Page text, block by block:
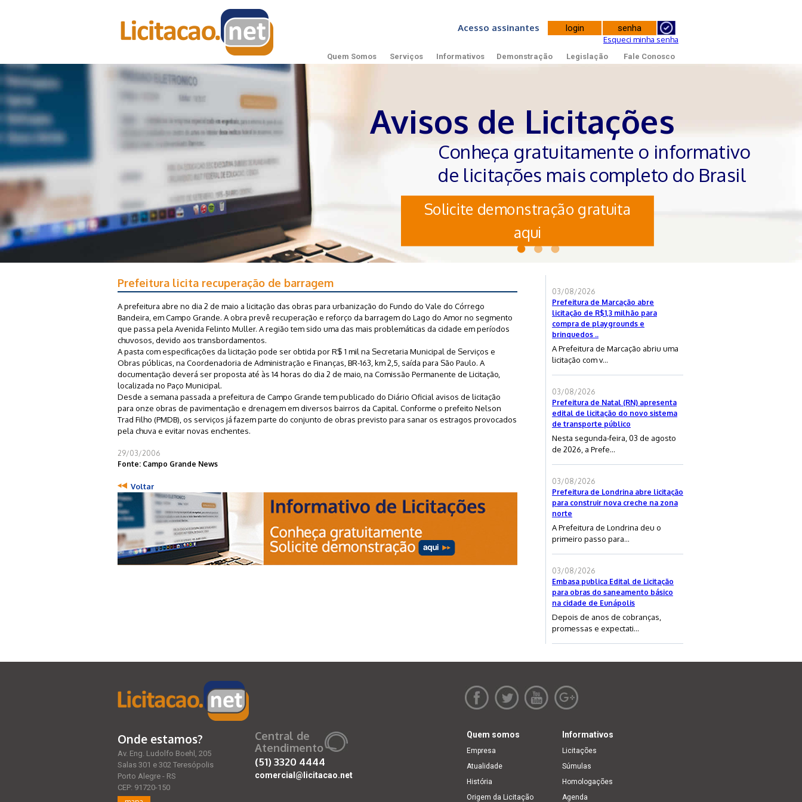
Acesso assinantes
Esqueci minha senha
Quem Somos Serviços Informativos Demonstração Legislação Fale Conosco
Avisos de Licitações
Conheça gratuitamente o informativo
de licitações mais completo do Brasil
Solicite demonstração gratuita
aqui
Prefeitura licita recuperação de barragem
A prefeitura abre no dia 2 de maio a licitação das obras para urbanização do Fundo do Vale do Córrego
Bandeira, em Campo Grande. A obra prevê recuperação e reforço da barragem do Lago do Amor no segmento
que passa pela Avenida Felinto Muller. A região tem sido uma das mais problemáticas da cidade em períodos
chuvosos, devido aos transbordamentos.
A pasta com especificações da licitação pode ser obtida por R$ 1 mil na Secretaria Municipal de Serviços e
Obras públicas, na Coordenadoria de Administração e Finanças, BR-163, km 2,5, saída para São Paulo. A
documentação deverá ser proposta até às 14 horas do dia 2 de maio, na Comissão Permanente de Licitação,
localizada no Paço Municipal.
Desde a semana passada a prefeitura de Campo Grande tem publicado do Diário Oficial avisos de licitação
para onze obras de pavimentação e drenagem em diversos bairros da Capital. Conforme o prefeito Nelson
Trad Filho (PMDB), os serviços já fazem parte do conjunto de obras previsto para sanar os estragos provocados
pela chuva e evitar novas enchentes.
29/03/2006
Fonte: Campo Grande News
Voltar
03/08/2026
Prefeitura de Marcação abre
licitação de R$1,3 milhão para
compra de playgrounds e
brinquedos ..
A Prefeitura de Marcação abriu uma
licitação com v...
03/08/2026
Prefeitura de Natal (RN) apresenta
edital de licitação do novo sistema
de transporte público
Nesta segunda-feira, 03 de agosto
de 2026, a Prefe...
03/08/2026
Prefeitura de Londrina abre licitação
para construir nova creche na zona
norte
A Prefeitura de Londrina deu o
primeiro passo para...
03/08/2026
Embasa publica Edital de Licitação
para obras do saneamento básico
na cidade de Eunápolis
Depois de anos de cobranças,
promessas e expectati...
Onde estamos?
Av. Eng. Ludolfo Boehl, 205
Salas 301 e 302 Teresópolis
Porto Alegre - RS
CEP: 91720-150
Central de
Atendimento
(51)3320 4444
comercial@licitacao.net
Quem somos
Empresa
Atualidade
História
Origem da Licitação
Informativos
Licitações
Súmulas
Homologações
Agenda